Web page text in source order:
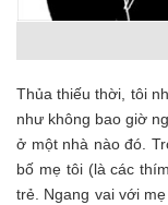
Thủa thiếu thời, tôi
như không bao giờ
ở một nhà nào đó.
bố mẹ tôi (là các
trẻ. Ngang vai với